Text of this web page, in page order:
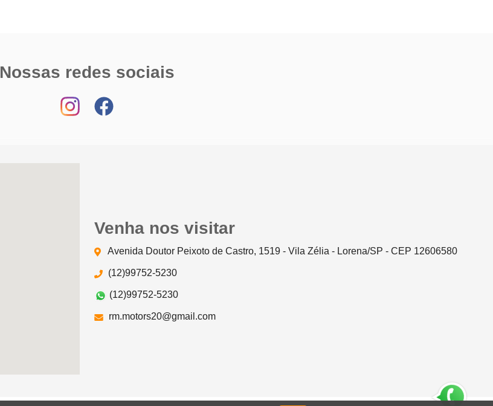
Nossas redes sociais
Venha nos visitar
Avenida Doutor Peixoto de Castro, 1519 - Vila Zélia - Lorena/SP - CEP 12606580
(12)99752-5230
(12)99752-5230
rm.motors20@gmail.com